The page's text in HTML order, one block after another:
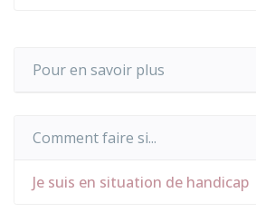
Pour en savoir plus
Comment faire si...
Je suis en situation de handicap